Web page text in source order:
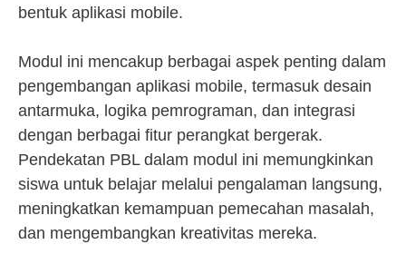
bentuk aplikasi mobile.
Modul ini mencakup berbagai aspek penting dalam
pengembangan aplikasi mobile, termasuk desain
antarmuka, logika pemrograman, dan integrasi
dengan berbagai fitur perangkat bergerak.
Pendekatan PBL dalam modul ini memungkinkan
siswa untuk belajar melalui pengalaman langsung,
meningkatkan kemampuan pemecahan masalah,
dan mengembangkan kreativitas mereka.